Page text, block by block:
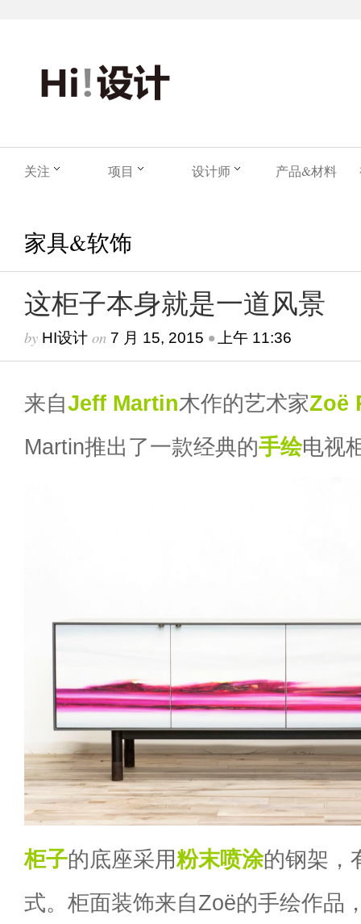
关注 项目 设计师 产品&材料
家具&软饰
这柜子本身就是一道风景
by HI设计 on 7 月 15, 2015 • 上午 11:36
来自Jeff Martin木作的艺术家Zoë
Martin推出了一款经典的手绘电视
柜子的底座采用粉末喷涂的钢架，
式。柜面装饰来自Zoë的手绘作品